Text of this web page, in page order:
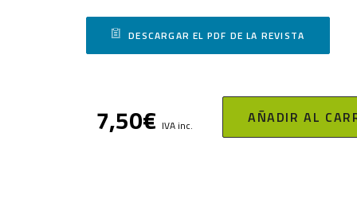
DESCARGAR EL PDF DE LA REVISTA
7,50€ IVA inc. AÑADIR AL